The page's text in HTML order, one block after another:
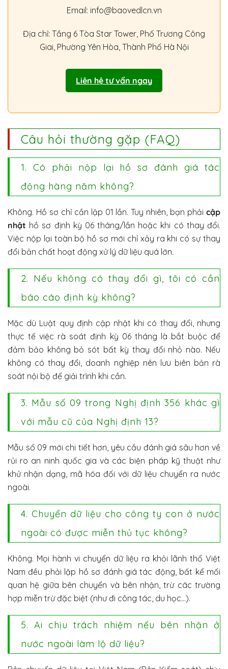
Email: info@baovedlcn.vn
Địa chỉ: Tầng 6 Tòa Star Tower, Phố Trương Công
Giai, Phường Yên Hòa, Thành Phố Hà Nội
Liên hệ tư vấn ngay
Câu hỏi thường gặp (FAQ)
1. Có phải nộp lại hồ sơ đánh giá tác
động hàng năm không?
Không. Hồ sơ chỉ cần lập 01 lần. Tuy nhiên, bạn phải cập
nhật hồ sơ định kỳ 06 tháng/lần hoặc khi có thay đổi.
Việc nộp lại toàn bộ hồ sơ mới chỉ xảy ra khi có sự thay
đổi bản chất hoạt động xử lý dữ liệu quá lớn.
2. Nếu không có thay đổi gì, tôi có cần
báo cáo định kỳ không?
Mặc dù Luật quy định cập nhật khi có thay đổi, nhưng
thực tế việc rà soát định kỳ 06 tháng là bắt buộc để
đảm bảo không bỏ sót bất kỳ thay đổi nhỏ nào. Nếu
không có thay đổi, doanh nghiệp nên lưu biên bản rà
soát nội bộ để giải trình khi cần.
3. Mẫu số 09 trong Nghị định 356 khác gì
với mẫu cũ của Nghị định 13?
Mẫu số 09 mới chi tiết hơn, yêu cầu đánh giá sâu hơn về
rủi ro an ninh quốc gia và các biện pháp kỹ thuật như
khử nhận dạng, mã hóa đối với dữ liệu chuyển ra nước
ngoài.
4. Chuyển dữ liệu cho công ty con ở nước
ngoài có được miễn thủ tục không?
Không. Mọi hành vi chuyển dữ liệu ra khỏi lãnh thổ Việt
Nam đều phải lập hồ sơ đánh giá tác động, bất kể mối
quan hệ giữa bên chuyển và bên nhận, trừ các trường
hợp miễn trừ đặc biệt (như đi công tác, du học…).
5. Ai chịu trách nhiệm nếu bên nhận ở
nước ngoài làm lộ dữ liệu?